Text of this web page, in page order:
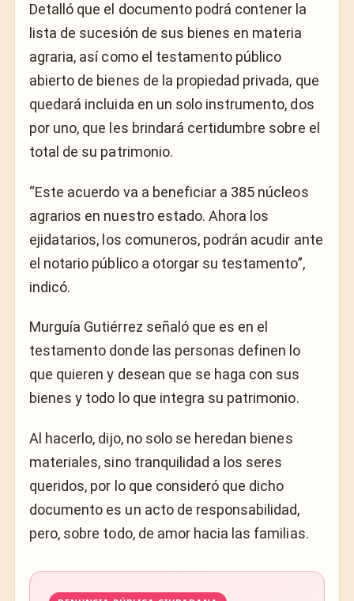
Detalló que el documento podrá contener la
lista de sucesión de sus bienes en materia
agraria, así como el testamento público
abierto de bienes de la propiedad privada, que
quedará incluida en un solo instrumento, dos
por uno, que les brindará certidumbre sobre el
total de su patrimonio.
“Este acuerdo va a beneficiar a 385 núcleos
agrarios en nuestro estado. Ahora los
ejidatarios, los comuneros, podrán acudir ante
el notario público a otorgar su testamento”,
indicó.
Murguía Gutiérrez señaló que es en el
testamento donde las personas definen lo
que quieren y desean que se haga con sus
bienes y todo lo que integra su patrimonio.
Al hacerlo, dijo, no solo se heredan bienes
materiales, sino tranquilidad a los seres
queridos, por lo que consideró que dicho
documento es un acto de responsabilidad,
pero, sobre todo, de amor hacia las familias.